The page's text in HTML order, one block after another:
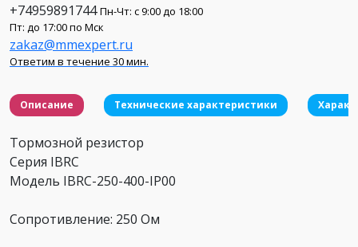
+74959891744 Пн-Чт: с 9:00 до 18:00
Пт: до 17:00 по Мск
zakaz@mmexpert.ru
Ответим в течение 30 мин.
Описание Технические характеристики
Тормозной резистор
Серия IBRC
Модель IBRC-250-400-IP00
Сопротивление: 250 Ом